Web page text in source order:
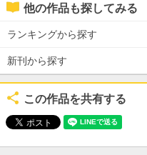
他の作品も探してみる
ランキングから探す
新刊から探す
この作品を共有する